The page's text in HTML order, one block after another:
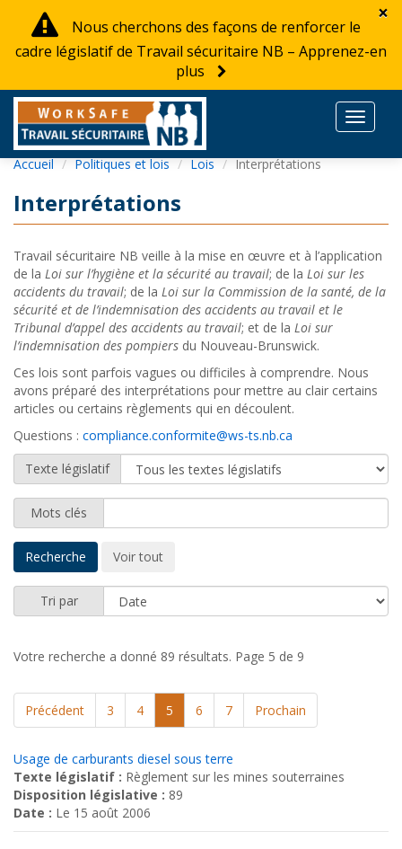
×
Nous cherchons des façons de renforcer le
cadre législatif de Travail sécuritaire NB – Apprenez-en
plus
Toggle
Accueil
Politiques et lois Lois Interprétations
Interprétations
Travail sécuritaire NB veille à la mise en œuvre et à l’application
de la Loi sur l’hygiène et la sécurité au travail; de la Loi sur les
accidents du travail; de la Loi sur la Commission de la santé, de la
sécurité et de l’indemnisation des accidents au travail et le
Tribunal d’appel des accidents au travail; et de la Loi sur
l’indemnisation des pompiers du Nouveau-Brunswick.
Ces lois sont parfois vagues ou difficiles à comprendre. Nous
avons préparé des interprétations pour mettre au clair certains
articles ou certains règlements qui en découlent.
Questions : compliance.conformite@ws-ts.nb.ca
Texte législatif
Mots clés
Tri par
Votre recherche a donné 89 résultats. Page 5 de 9
Précédent 3 4 5 6 7 Prochain
Usage de carburants diesel sous terre
Texte législatif : Règlement sur les mines souterraines
Disposition législative : 89
Date : Le 15 août 2006